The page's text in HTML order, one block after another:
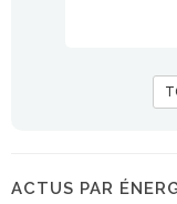
ACTUS PAR